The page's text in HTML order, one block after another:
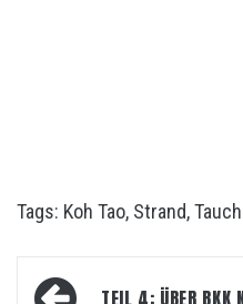
Tags: Koh Tao, Strand,
Beitrags-TEIL 4: ÜBER BKK